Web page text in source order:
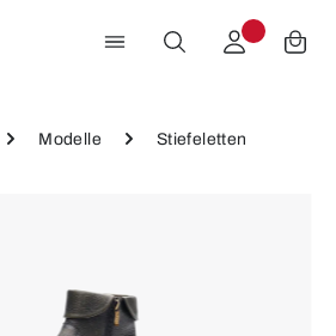
Modelle Stiefeletten